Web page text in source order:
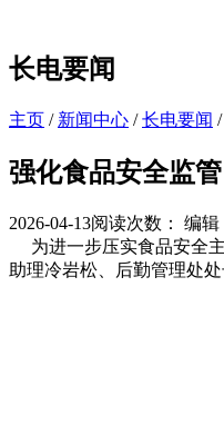
长电要闻
主页 / 新闻中心 /长电要闻 /
强化食品安全监
2026-04-13阅读次数：
编辑
为进一步压实食品安全主
助理冷岩松、后勤管理处